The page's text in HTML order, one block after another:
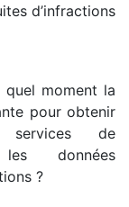
d’infractions
quel moment la
pour obtenir
services de
les données
?